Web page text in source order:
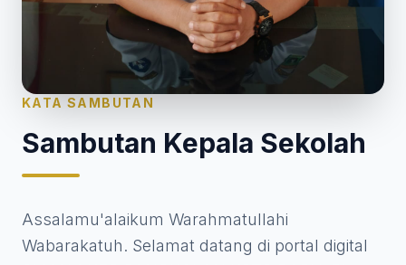
KATA SAMBUTAN
Sambutan Kepala Sekolah
Assalamu'alaikum Warahmatullahi
Wabarakatuh. Selamat datang di portal digital